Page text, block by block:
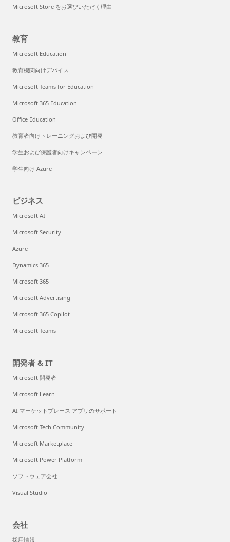
Microsoft Store をお選びいただく理由
教育
Microsoft Education
教育機関向けデバイス
Microsoft Teams for Education
Microsoft 365 Education
Office Education
教育者向けトレーニングおよび開発
学生および保護者向けキャンペーン
学生向け Azure
ビジネス
Microsoft AI
Microsoft Security
Azure
Dynamics 365
Microsoft 365
Microsoft Advertising
Microsoft 365 Copilot
Microsoft Teams
開発者 & IT
Microsoft 開発者
Microsoft Learn
AI マーケットプレース アプリのサポート
Microsoft Tech Community
Microsoft Marketplace
Microsoft Power Platform
ソフトウェア会社
Visual Studio
会社
採用情報